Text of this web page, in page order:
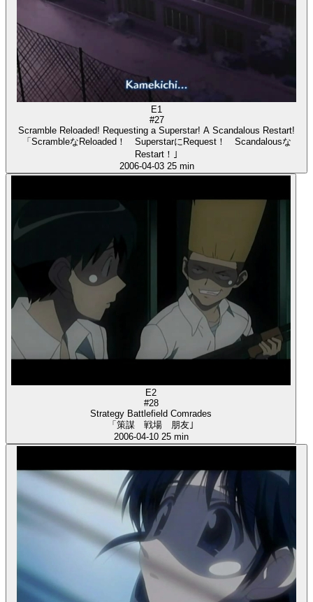
E1
#27
Scramble Reloaded! Requesting a Superstar! A Scandalous Restart!
「ScrambleなReloaded！ SuperstarにRequest！ Scandalousな
Restart！｣
2006-04-03 25 min
E2
#28
Strategy Battlefield Comrades
「策謀 戦場 朋友｣
2006-04-10 25 min